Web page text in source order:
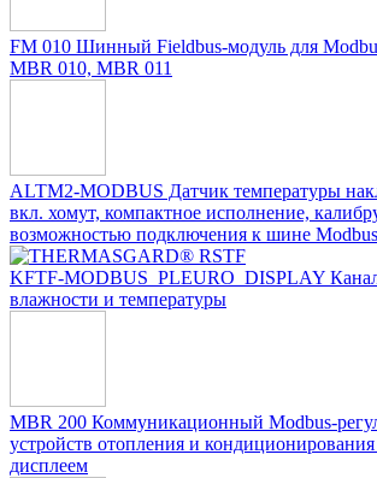
FM 010 Шинный Fieldbus-модуль для
MBR 010, MBR 011
ALTM2-MODBUS Датчик температуры
вкл. хомут, компактное исполнение,
возможностью подключения к шине Modbus
KFTF-MODBUS_PLEURO_DISPLAY
влажности и температуры
MBR 200 Коммуникационный Modbus-
устройств отопления и кондиционирования
дисплеем